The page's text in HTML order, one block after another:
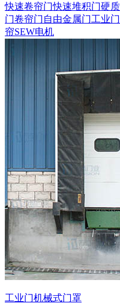
快速卷帘门快速堆积门硬
门卷帘门 自由金属门工业
帘SEW电机
工业门机械式门罩